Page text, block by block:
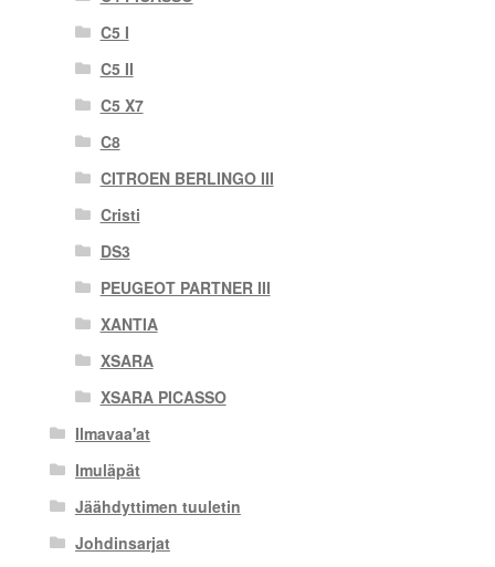
C5 I
C5 II
C5 X7
C8
CITROEN BERLINGO III
Cristi
DS3
PEUGEOT PARTNER III
XANTIA
XSARA
XSARA PICASSO
Ilmavaa'at
Imuläpät
Jäähdyttimen tuuletin
Johdinsarjat